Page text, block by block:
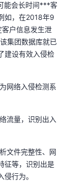
能会长时间***客
如，在2018年9
户信息发生泄
集团数据库就已
建设有效入侵检
网络入侵检测系
流量，识别出入
文件完整性、网
征等，识别出是
行为。